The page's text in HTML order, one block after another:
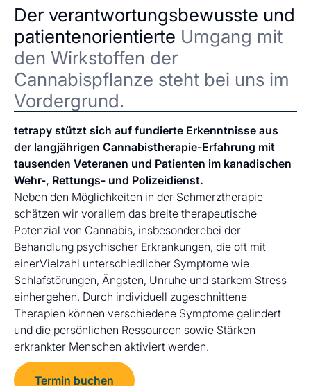
Der verantwortungsbewusste und
patientenorientierte Umgang mit
den Wirkstoffen der
Cannabispflanze steht bei uns im
Vordergrund.
tetrapy stützt sich auf fundierte Erkenntnisse aus
der langjährigen Cannabistherapie-Erfahrung mit
tausenden Veteranen und Patienten im kanadischen
Wehr-, Rettungs- und Polizeidienst.
Neben den Möglichkeiten in der Schmerztherapie
schätzen wir vorallem das breite therapeutische
Potenzial von Cannabis, insbesonderebei der
Behandlung psychischer Erkrankungen, die oft mit
einerVielzahl unterschiedlicher Symptome wie
Schlafstörungen, Ängsten, Unruhe und starkem Stress
einhergehen. Durch individuell zugeschnittene
Therapien können verschiedene Symptome gelindert
und die persönlichen Ressourcen sowie Stärken
erkrankter Menschen aktiviert werden.
Termin buchen